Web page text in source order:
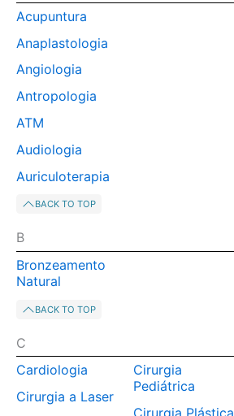
Acupuntura
Anaplastologia
Angiologia
Antropologia
ATM
Audiologia
Auriculoterapia
BACK TO TOP
B
Bronzeamento
Natural
BACK TO TOP
C
Cardiologia
Cirurgia a Laser
Cirurgia
Pediátrica